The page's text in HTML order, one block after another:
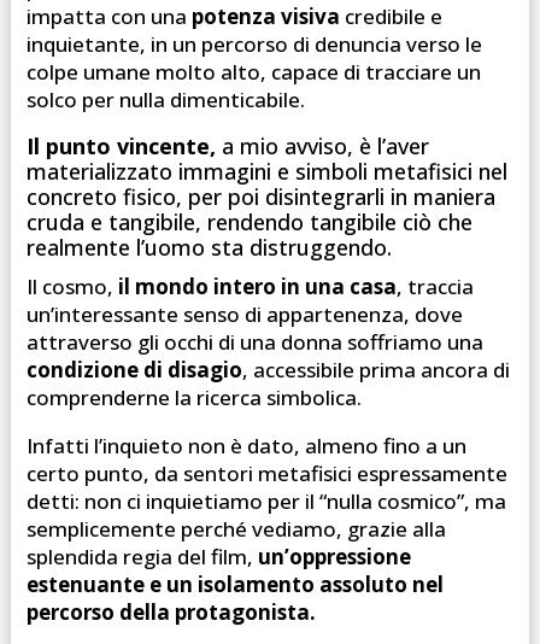
impatta con una potenza visiva credibile e
inquietante, in un percorso di denuncia verso le
colpe umane molto alto, capace di tracciare un
solco per nulla dimenticabile.
Il punto vincente, a mio avviso, è l’aver
materializzato immagini e simboli metafisici nel
concreto fisico, per poi disintegrarli in maniera
cruda e tangibile, rendendo tangibile ciò che
realmente l’uomo sta distruggendo.
Il cosmo, il mondo intero in una casa, traccia
un’interessante senso di appartenenza, dove
attraverso gli occhi di una donna soffriamo una
condizione di disagio, accessibile prima ancora di
comprenderne la ricerca simbolica.
Infatti l’inquieto non è dato, almeno fino a un
certo punto, da sentori metafisici espressamente
detti: non ci inquietiamo per il “nulla cosmico”, ma
semplicemente perché vediamo, grazie alla
splendida regia del film, un’oppressione
estenuante e un isolamento assoluto nel
percorso della protagonista.